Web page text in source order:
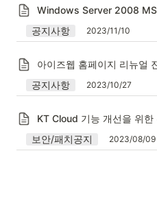
공지사항
2023/11/10
아이즈웹 홈페이지 리뉴얼
공지사항
2023/10/27
KT Cloud 기능 개선을 위
보안/패치공지
2023/08/09